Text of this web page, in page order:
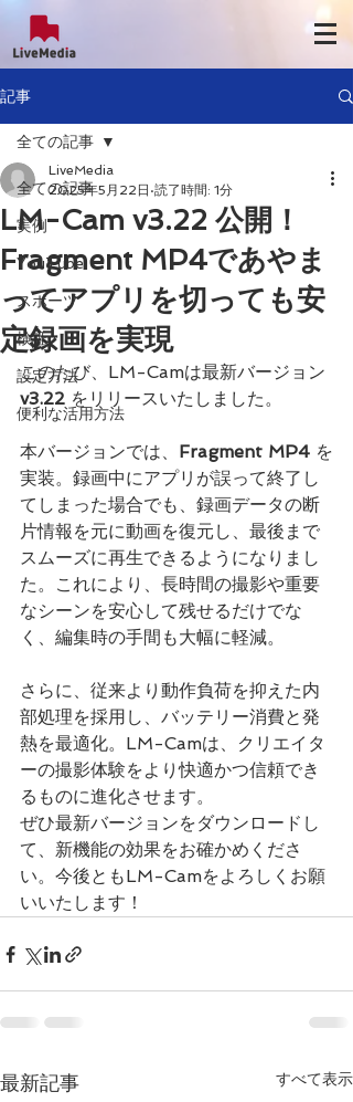
記事
全ての記事
実例
YouTube
スポーツ
検証
設定方法
便利な活用方法
全ての記事
LM-Cam v3.22 公開！
Fragment MP4であやま
ってアプリを切っても安
定録画を実現
LiveMedia
2025年5月22日 読了時間: 1分
このたび、LM-Camは最新バージョン
v3.22 をリリースいたしました。
本バージョンでは、 Fragment MP4 を
実装。録画中にアプリが誤って終了し
てしまった場合でも、録画データの断
片情報を元に動画を復元し、最後まで
スムーズに再生できるようになりまし
た。これにより、長時間の撮影や重要
なシーンを安心して残せるだけでな
く、編集時の手間も大幅に軽減。
さらに、従来より動作負荷を抑えた内
部処理を採用し、バッテリー消費と発
熱を最適化。LM-Camは、クリエイタ
ーの撮影体験をより快適かつ信頼でき
るものに進化させます。
ぜひ最新バージョンをダウンロードし
て、新機能の効果をお確かめくださ
い。今後ともLM-Camをよろしくお願
いいたします！
最新記事 すべて表示